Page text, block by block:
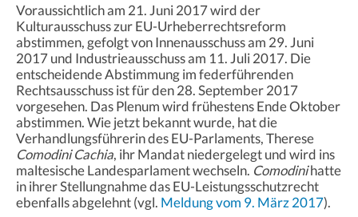
Voraussichtlich am 21. Juni 2017 wird der
Kulturausschuss zur EU-Urheberrechtsreform
abstimmen, gefolgt von Innenausschuss am 29. Juni
2017 und Industrieausschuss am 11. Juli 2017. Die
entscheidende Abstimmung im federführenden
Rechtsausschuss ist für den 28. September 2017
vorgesehen. Das Plenum wird frühestens Ende Oktober
abstimmen. Wie jetzt bekannt wurde, hat die
Verhandlungsführerin des EU-Parlaments, Therese
Comodini Cachia, ihr Mandat niedergelegt und wird ins
maltesische Landesparlament wechseln. Comodinihatte
in ihrer Stellungnahme das EU-Leistungsschutzrecht
ebenfalls abgelehnt (vgl. Meldung vom 9. März 2017).